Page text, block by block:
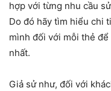
hợp với từng nhu cầu
Do đó hãy tìm hiểu chi
mình đối với mỗi thẻ
nhất.
Giả sử như, đối với